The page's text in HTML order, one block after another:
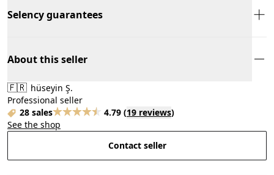
Selency guarantees
About this seller
🇫🇷 hüseyin Ş.
Professional seller
28 sales
4.79 (19 reviews)
See the shop
Contact seller